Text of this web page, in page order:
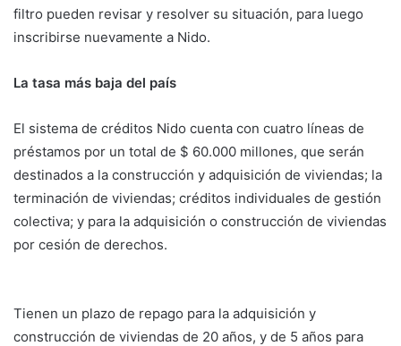
filtro pueden revisar y resolver su situación, para luego
inscribirse nuevamente a Nido.
La tasa más baja del país
El sistema de créditos Nido cuenta con cuatro líneas de
préstamos por un total de $ 60.000 millones, que serán
destinados a la construcción y adquisición de viviendas; la
terminación de viviendas; créditos individuales de gestión
colectiva; y para la adquisición o construcción de viviendas
por cesión de derechos.
Tienen un plazo de repago para la adquisición y
construcción de viviendas de 20 años, y de 5 años para